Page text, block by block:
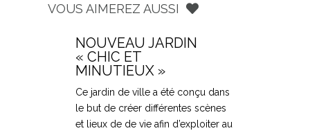
VOUS AIMEREZ AUSSI
NOUVEAU JARDIN
« CHIC ET
MINUTIEUX »
Ce jardin de ville a été conçu dans
le but de créer différentes scènes
et lieux de de vie afin d’exploiter au